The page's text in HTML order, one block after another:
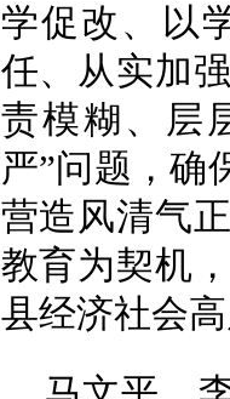
学促改、以
任、从实加
责模糊、层
严”问题，确
营造风清气
教育为契机
县经济社会